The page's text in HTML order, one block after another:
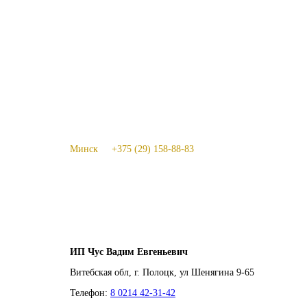
Минск +375 (29) 158-88-83
ИП Чус Вадим Евгеньевич
Витебская обл, г. Полоцк, ул Шенягина 9-65
Телефон: 8 0214 42-31-42